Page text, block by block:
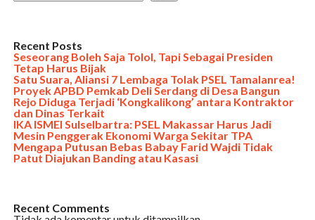
Recent Posts
Seseorang Boleh Saja Tolol, Tapi Sebagai Presiden
Tetap Harus Bijak
Satu Suara, Aliansi 7 Lembaga Tolak PSEL Tamalanrea!
Proyek APBD Pemkab Deli Serdang di Desa Bangun
Rejo Diduga Terjadi ‘Kongkalikong’ antara Kontraktor
dan Dinas Terkait
IKA ISMEI Sulselbartra: PSEL Makassar Harus Jadi
Mesin Penggerak Ekonomi Warga Sekitar TPA
Mengapa Putusan Bebas Babay Farid Wajdi Tidak
Patut Diajukan Banding atau Kasasi
Recent Comments